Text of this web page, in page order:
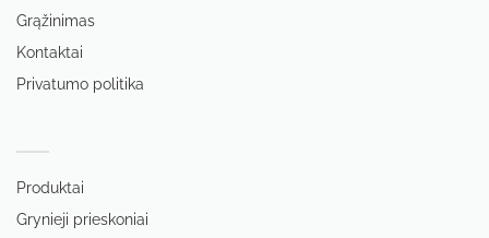
Grąžinimas
Kontaktai
Privatumo politika
Produktai
Grynieji prieskoniai